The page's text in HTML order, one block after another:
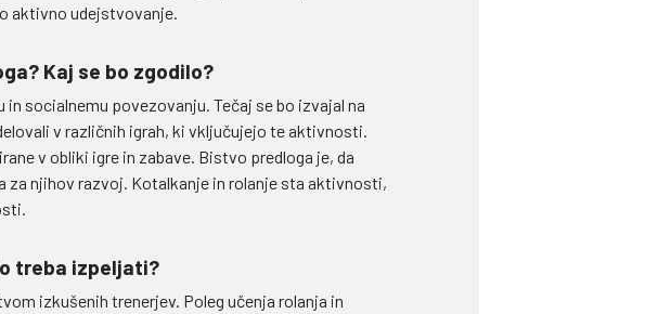
aktivno udejstvovanje.
Kaj se bo zgodilo?
socialnemu povezovanju. Tečaj se bo izvajal na
v različnih igrah, ki vključujejo te aktivnosti.
v obliki igre in zabave. Bistvo predloga je, da
njihov razvoj. Kotalkanje in rolanje sta aktivnosti,
treba izpeljati?
izkušenih trenerjev. Poleg učenja rolanja in